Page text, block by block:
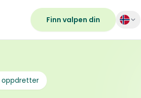
Finn valpen din
oppdretter